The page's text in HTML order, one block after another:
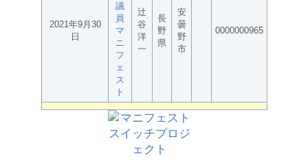
2021年9月30
日
議
員
マ
ニ
フ
ェ
ス
ト
辻
谷
洋
一
長
野
県
安
曇
野
市
0000000965